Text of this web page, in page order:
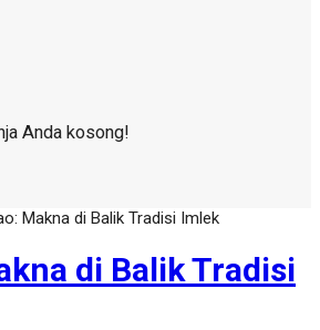
Anda kosong!
Makna di Balik Tradisi Imlek
di Balik Tradisi